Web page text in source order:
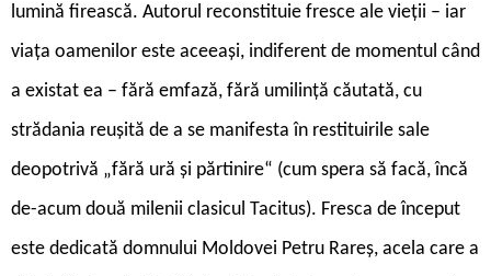
lumină firească. Autorul reconstituie fresce ale vieții – iar
viața oamenilor este aceeași, indiferent de momentul când
a existat ea – fără emfază, fără umilință căutată, cu
strădania reușită de a se manifesta în restituirile sale
deopotrivă „fără ură și părtinire“ (cum spera să facă, încă
de-acum două milenii clasicul Tacitus). Fresca de început
este dedicată domnului Moldovei Petru Rareș, acela care a